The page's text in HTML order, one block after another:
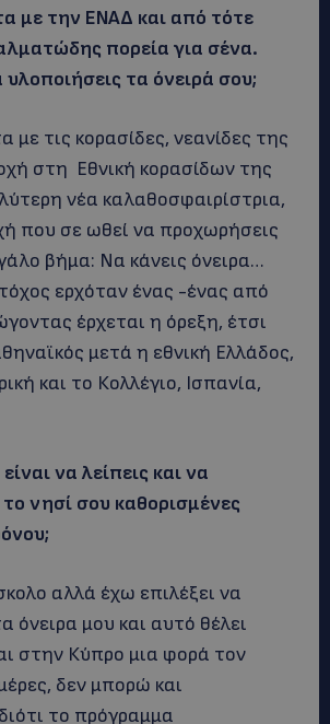
με την ΕΝΑΔ και από τότε
πορεία για σένα.
τα όνειρά σου;
τις κορασίδες, νεανίδες της
στη Εθνική κορασίδων της
νέα καλαθοσφαιρίστρια,
που σε ωθεί να προχωρήσεις
βήμα: Να κάνεις όνειρα…
ερχόταν ένας -ένας από
έρχεται η όρεξη, έτσι
μετά η εθνική Ελλάδος,
και το Κολλέγιο, Ισπανία,
να λείπεις και να
νησί σου καθορισμένες
αλλά έχω επιλέξει να
όνειρα μου και αυτό θέλει
στην Κύπρο μια φορά τον
δεν μπορώ και
το πρόγραμμα